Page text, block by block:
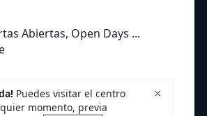
Abiertas, Open Days ...
×
Puedes visitar el centro
momento, previa